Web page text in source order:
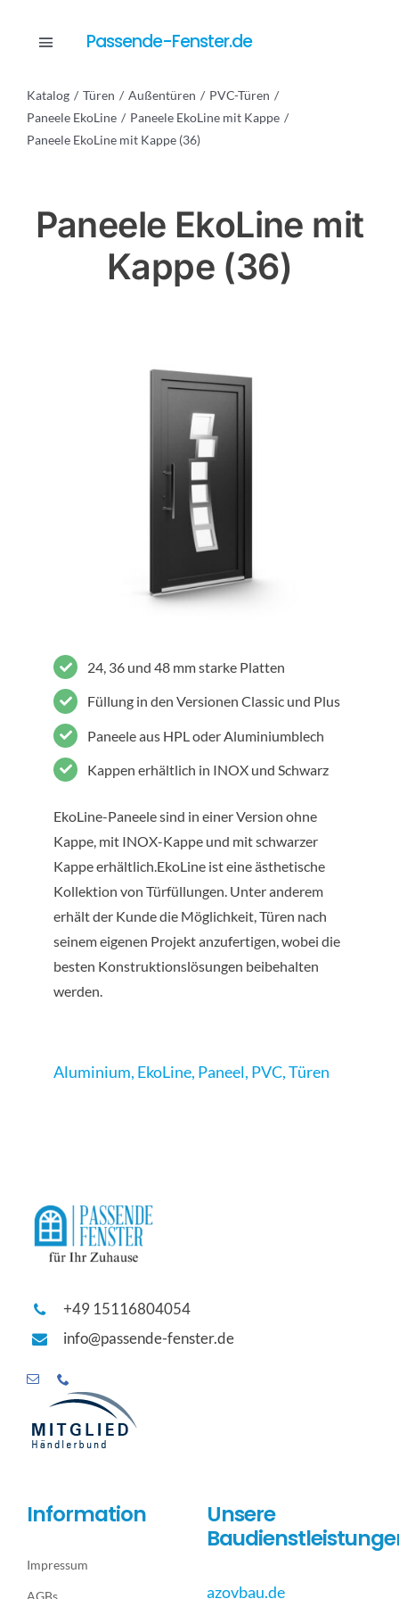
Toggle
Katalog
Anfrage
Passende-Fenster.de
Katalog Türen Außentüren
PVC-Türen
Paneele EkoLine
Paneele EkoLine mit Kappe
Paneele EkoLine mit Kappe (36)
Paneele EkoLine mit
Kappe (36)
24, 36 und 48 mm starke Platten
Füllung in den Versionen Classic und Plus
Paneele aus HPL oder Aluminiumblech
Kappen erhältlich in INOX und Schwarz
EkoLine-Paneele sind in einer Version ohne
Kappe, mit INOX-Kappe und mit schwarzer
Kappe erhältlich.EkoLine ist eine ästhetische
Kollektion von Türfüllungen. Unter anderem
erhält der Kunde die Möglichkeit, Türen nach
seinem eigenen Projekt anzufertigen, wobei die
besten Konstruktionslösungen beibehalten
werden.
Aluminium, EkoLine, Paneel, PVC,Türen
+49 15116804054
info@passende-fenster.de
Information
Impressum
AGBs
Unsere
azovbau.de